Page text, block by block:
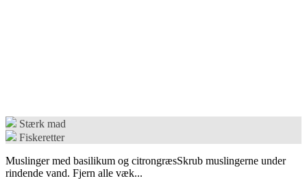
Stærk mad
Fiskeretter
Muslinger med basilikum og citrongræsSkrub muslingerne under
rindende vand. Fjern alle væk...